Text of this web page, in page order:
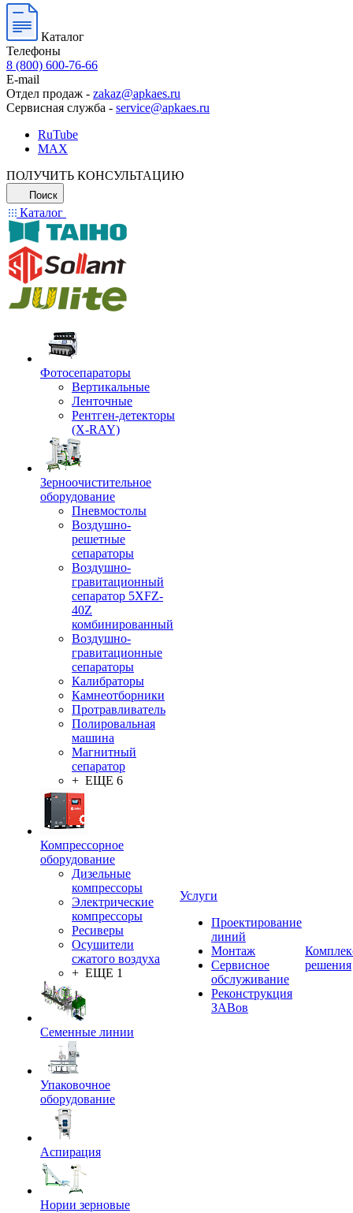
Каталог
Телефоны
8 (800) 600-76-66
E-mail
Отдел продаж - zakaz@apkaes.ru
Сервисная служба - service@apkaes.ru
RuTube
MAX
ПОЛУЧИТЬ КОНСУЛЬТАЦИЮ
Поиск
Каталог
Фотосепараторы
Вертикальные
Ленточные
Рентген-детекторы
(X-RAY)
Зерноочистительное
оборудование
Пневмостолы
Воздушно-
решетные
сепараторы
Воздушно-
гравитационный
сепаратор 5XFZ-
40Z
комбинированный
Воздушно-
гравитационные
сепараторы
Калибраторы
Камнеотборники
Протравливатель
Полировальная
машина
Магнитный
сепаратор
+ ЕЩЕ 6
Компрессорное
оборудование
Дизельные
компрессоры
Электрические
компрессоры
Ресиверы
Осушители
сжатого воздуха
+ ЕЩЕ 1
Семенные линии
Упаковочное
оборудование
Аспирация
Нории зерновые
Услуги
Проектирование
линий
Монтаж
Сервисное
обслуживание
Реконструкция
ЗАВов
решения